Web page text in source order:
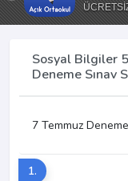
Sosyal Bilgiler
Deneme Sınav
7 Temmuz Deneme
1.